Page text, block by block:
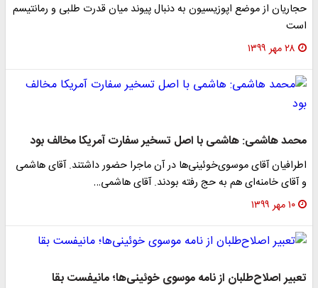
حجاریان از موضع اپوزیسیون به دنبال پیوند میان قدرت طلبی و رمانتیسم
است
۲۸ مهر ۱۳۹۹
محمد هاشمی: هاشمی با اصل تسخیر سفارت آمریکا مخالف بود
اطرافیان آقای موسوی‌خوئینی‌ها در آن ماجرا حضور داشتند. آقای هاشمی
و آقای خامنه‌ای هم به حج رفته بودند. آقای هاشمی…
۱۰ مهر ۱۳۹۹
تعبیر اصلاح‌طلبان از نامه موسوی خوئینی‌ها؛ مانیفست بقا